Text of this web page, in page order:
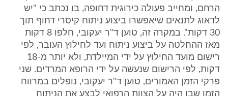
הרחם, ומחייב פעולה כירוגית דחופה, בו נכתב כי "יש
לדאוג לתנאים שיאפשרו ביצוע ניתוח קיסרי דחוף תוך
30 דקות". במקרה זה, טוען ד"ר יעקובי, חלפו 8 דקות
מאז ההחלטה על ביצוע ניתוח ועד לחילוץ העובר, לפי
רישום מועד החילוץ על ידי המיילדת, ולא יותר מ-18
דקות, לפי הרישום שנעשה על ידי הרופא המרדים. שני
פרקי הזמן האמורים, טוען ד"ר יעקובי, נופלים במרווח
הזמן שבו היה על הצוות הרפואי לבצע את הניתוח